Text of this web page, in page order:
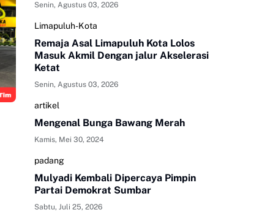
Senin, Agustus 03, 2026
Limapuluh-Kota
Remaja Asal Limapuluh Kota Lolos
Masuk Akmil Dengan jalur Akselerasi
Ketat
Senin, Agustus 03, 2026
artikel
Mengenal Bunga Bawang Merah
Kamis, Mei 30, 2024
padang
Mulyadi Kembali Dipercaya Pimpin
Partai Demokrat Sumbar
Sabtu, Juli 25, 2026